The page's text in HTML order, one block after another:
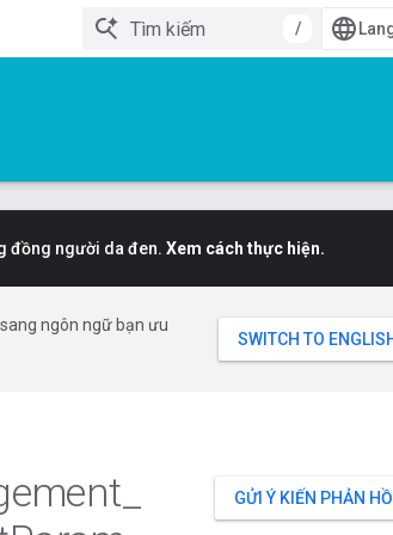
/
đồng người da đen. Xem cách thực hiện.
ngôn ngữ bạn ưu
GỬI Ý KIẾN PHẢN HỒI